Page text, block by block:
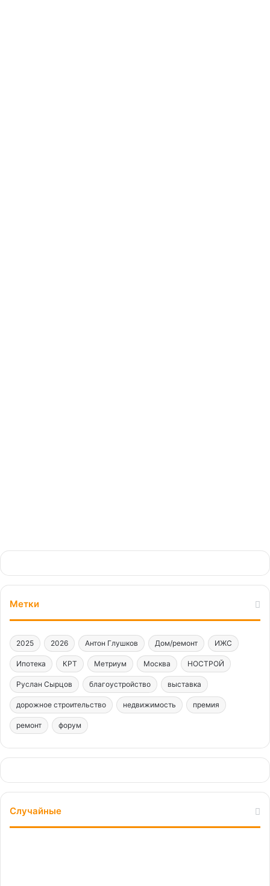
Метки
2025 2026 Антон Глушков Дом/ремонт ИЖС
Ипотека КРТ Метриум Москва НОСТРОЙ
Руслан Сырцов благоустройство выставка
дорожное строительство недвижимость премия
ремонт форум
Случайные